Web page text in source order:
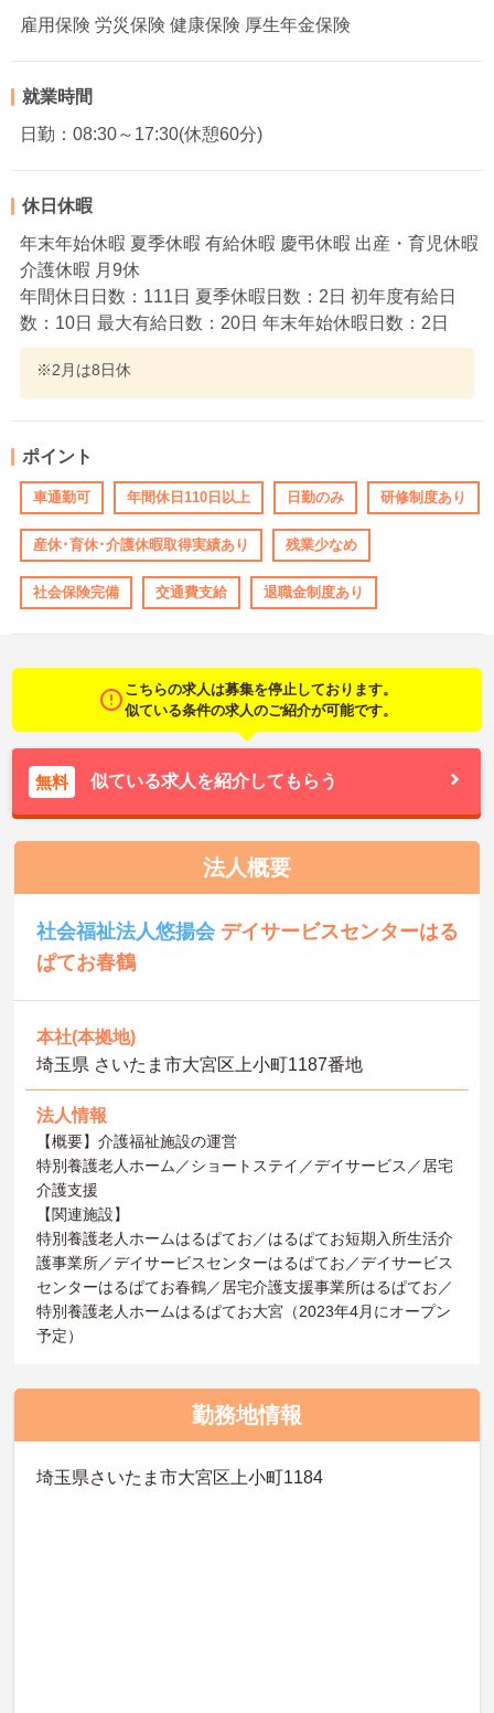
雇用保険 労災保険 健康保険 厚生年金保険
就業時間
日勤：08:30～17:30(休憩60分)
休日休暇
年末年始休暇 夏季休暇 有給休暇 慶弔休暇 出産・育児休暇
介護休暇 月9休
年間休日日数：111日 夏季休暇日数：2日 初年度有給日
数：10日 最大有給日数：20日 年末年始休暇日数：2日
※2月は8日休
ポイント
車通勤可 年間休日110日以上 日勤のみ 研修制度あり
産休･育休･介護休暇取得実績あり 残業少なめ
社会保険完備 交通費支給 退職金制度あり
こちらの求人は募集を停止しております。
似ている条件の求人のご紹介が可能です。
無料 似ている求人を紹介してもらう
法人概要
社会福祉法人悠揚会 デイサービスセンターはる
ぱてお春鶴
本社(本拠地)
埼玉県 さいたま市大宮区上小町1187番地
法人情報
【概要】介護福祉施設の運営
特別養護老人ホーム／ショートステイ／デイサービス／居宅
介護支援
【関連施設】
特別養護老人ホームはるぱてお／はるぱてお短期入所生活介
護事業所／デイサービスセンターはるぱてお／デイサービス
センターはるぱてお春鶴／居宅介護支援事業所はるぱてお／
特別養護老人ホームはるぱてお大宮（2023年4月にオープン
予定）
勤務地情報
埼玉県さいたま市大宮区上小町1184